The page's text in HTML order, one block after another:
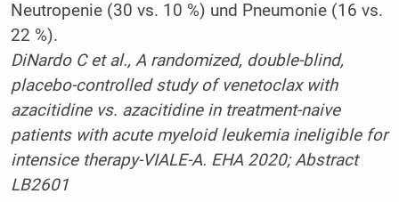
Neutropenie (30 vs. 10 %) und Pneumonie (16 vs.
22 %).
DiNardo C et al., A randomized, double-blind,
placebo-controlled study of venetoclax with
azacitidine vs. azacitidine in treatment-naive
patients with acute myeloid leukemia ineligi­ble for
intensice therapy-VIALE-A. EHA 2020; Abstract
LB2601